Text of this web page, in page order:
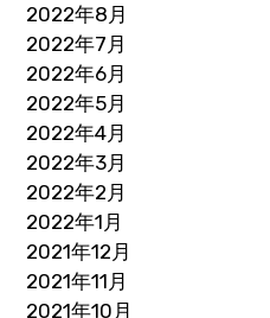
2022年8月
2022年7月
2022年6月
2022年5月
2022年4月
2022年3月
2022年2月
2022年1月
2021年12月
2021年11月
2021年10月